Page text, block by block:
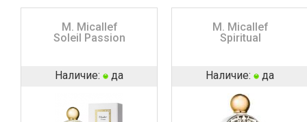
M. Micallef
Soleil Passion
Наличие: да
M. Micallef
Spiritual
Наличие: да